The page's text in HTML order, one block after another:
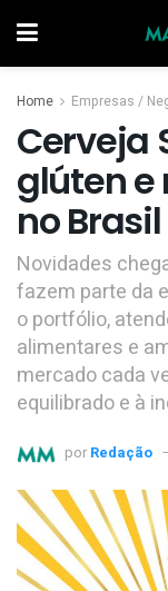
Home Empresas /
Cerveja
glúten
no Brasil
Novidades
fazem parte da
o portfólio,
alimentares e
mercado cada
equilibrado e à
por Redação